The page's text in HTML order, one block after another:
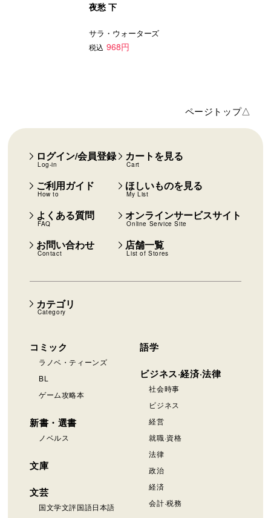
夜愁 下
サラ・ウォーターズ
税込 968円
ページトップ△
カテゴリ
Category
コミック
ラノベ・ティーンズ
BL
ゲーム攻略本
新書・選書
ノベルス
文庫
文芸
国文学文評国語日本語
語学
ビジネス·経済·法律
社会時事
ビジネス
経営
就職·資格
法律
政治
経済
会計·税務
ログイン/会員登録
Log-in
カートを見る
Cart
ご利用ガイド
How to
ほしいものを見る
My List
よくある質問
FAQ
オンラインサービスサイト
Online Service Site
お問い合わせ
Contact
店舗一覧
List of Stores